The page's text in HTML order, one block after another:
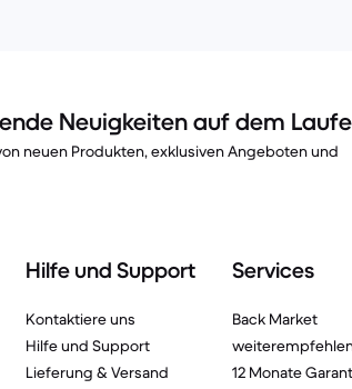
Neuigkeiten auf dem
neuen Produkten, exklusiven Angeboten und
Hilfe und Support
Kontaktiere uns
Hilfe und Support
Lieferung & Versand
Services
Back Market
12 Monate